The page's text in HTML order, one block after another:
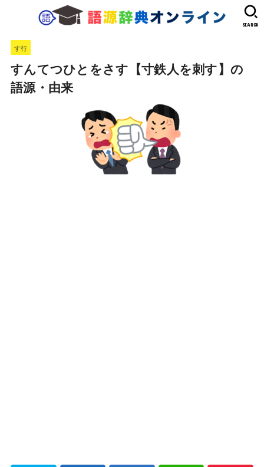
SEARCH
す行
すんてつひとをさす【寸鉄人を刺す】の
語源・由来